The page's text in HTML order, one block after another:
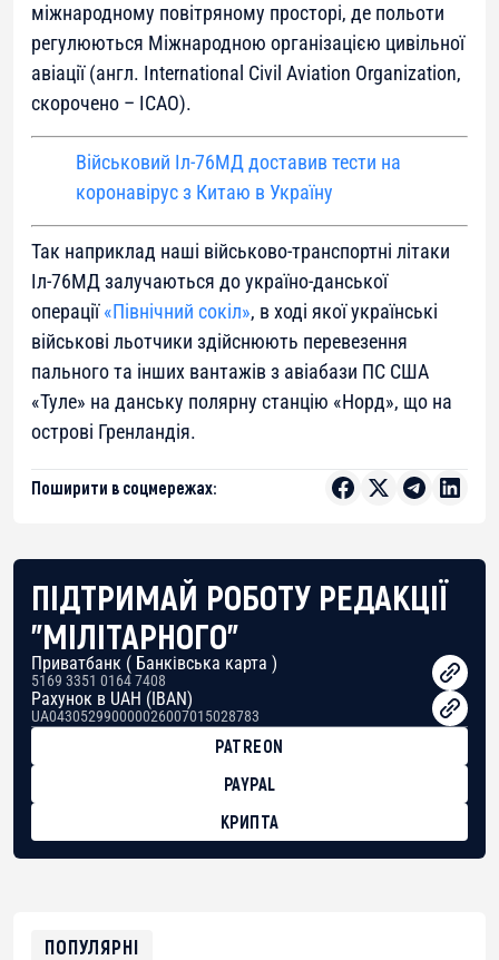
міжнародному повітряному просторі, де польоти
регулюються Міжнародною організацією цивільної
авіації (англ. International Civil Aviation Organization,
скорочено – ICAO).
Військовий Іл-76МД доставив тести на
коронавірус з Китаю в Україну
Так наприклад наші військово-транспортні літаки
Іл-76МД залучаються до україно-данської
операції«Північний сокіл», в ході якої українські
військові льотчики здійснюють перевезення
пального та інших вантажів з авіабази ПС США
«Туле» на данську полярну станцію «Норд», що на
острові Гренландія.
Поширити в соцмережах:
ПІДТРИМАЙ РОБОТУ РЕДАКЦІЇ
"МІЛІТАРНОГО"
Приватбанк ( Банківська карта )
5169 3351 0164 7408
Рахунок в UAH (IBAN)
UA043052990000026007015028783
PATREON
PAYPAL
КРИПТА
0xfD02863D3289416fcF50975c9DFda13623f97758
ПОПУЛЯРНІ